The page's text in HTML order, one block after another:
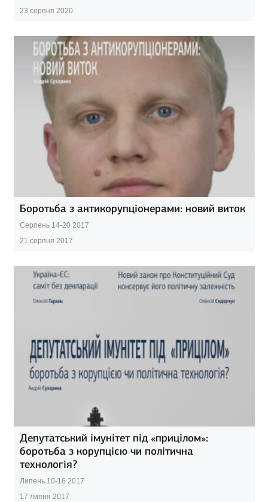
23 серпня 2020
Боротьба з антикорупціонерами: новий виток
Серпень 14-20 2017
21 серпня 2017
Депутатський імунітет під «прицілом»:
боротьба з корупцією чи політична
технологія?
Липень 10-16 2017
17 липня 2017